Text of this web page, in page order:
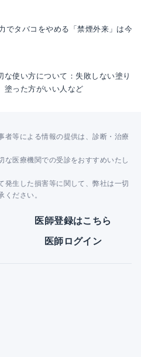
でタバコをやめる「禁煙外来」は今
な使い方について：失敗しない塗り
塗った方がいい人など
者等による情報の提供は、診断・治療
な医療機関での受診をおすすめいたし
発生した損害等に関して、弊社は一切
ください。
医師登録はこちら
医師ログイン